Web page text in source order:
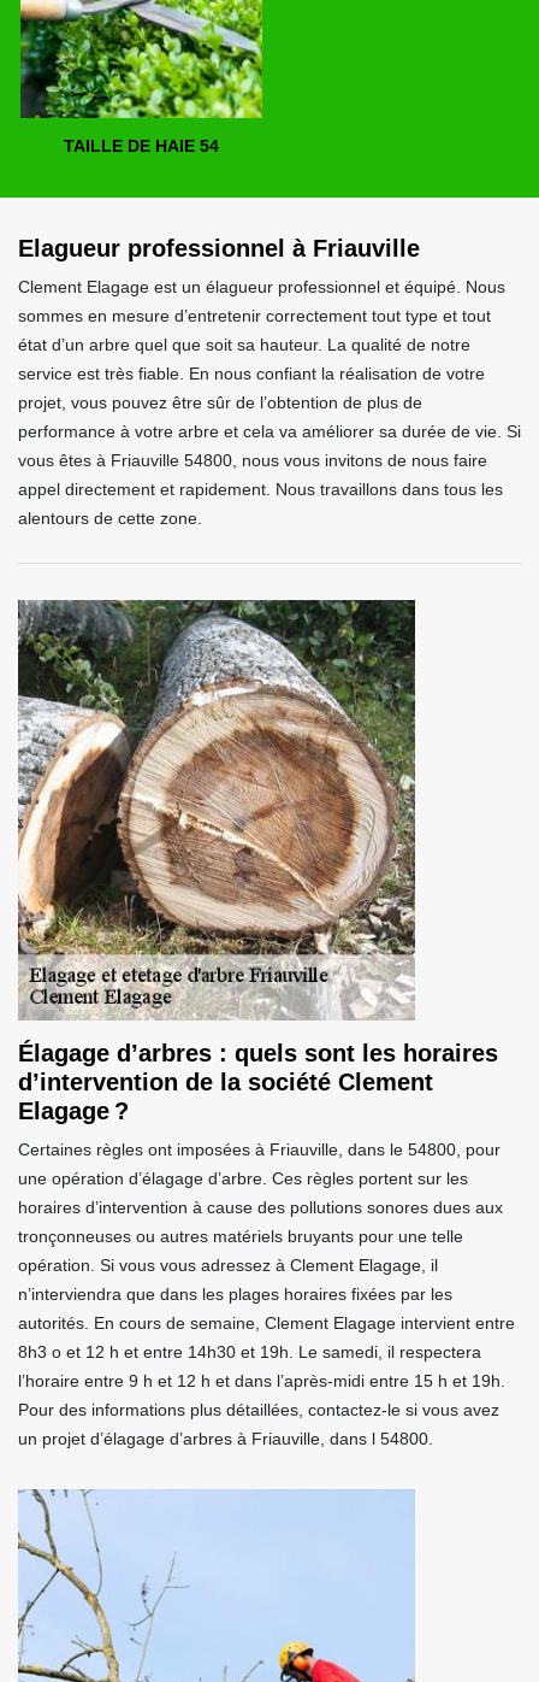
TAILLE DE HAIE 54
Elagueur professionnel à Friauville
Clement Elagage est un élagueur professionnel et équipé. Nous
sommes en mesure d’entretenir correctement tout type et tout
état d’un arbre quel que soit sa hauteur. La qualité de notre
service est très fiable. En nous confiant la réalisation de votre
projet, vous pouvez être sûr de l’obtention de plus de
performance à votre arbre et cela va améliorer sa durée de vie. Si
vous êtes à Friauville 54800, nous vous invitons de nous faire
appel directement et rapidement. Nous travaillons dans tous les
alentours de cette zone.
Élagage d’arbres : quels sont les horaires
d’intervention de la société Clement
Elagage ?
Certaines règles ont imposées à Friauville, dans le 54800, pour
une opération d’élagage d’arbre. Ces règles portent sur les
horaires d’intervention à cause des pollutions sonores dues aux
tronçonneuses ou autres matériels bruyants pour une telle
opération. Si vous vous adressez à Clement Elagage, il
n’interviendra que dans les plages horaires fixées par les
autorités. En cours de semaine, Clement Elagage intervient entre
8h3 o et 12 h et entre 14h30 et 19h. Le samedi, il respectera
l’horaire entre 9 h et 12 h et dans l’après-midi entre 15 h et 19h.
Pour des informations plus détaillées, contactez-le si vous avez
un projet d’élagage d’arbres à Friauville, dans l 54800.